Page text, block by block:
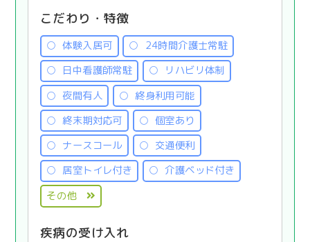
こだわり・特徴
体験入居可
24時間介護士常駐
日中看護師常駐
リハビリ体制
夜間有人
終身利用可能
終末期対応可
個室あり
ナースコール
交通便利
居室トイレ付き
介護ベッド付き
その他
疾病の受け入れ